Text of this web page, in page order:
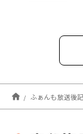
ふぁんも放送後